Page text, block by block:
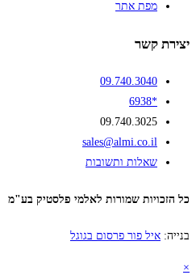
מפת אתר
יצירת קשר
09.740.3040
*6938
09.740.3025
sales@almi.co.il
שאלות ותשובות
כל הזכויות שמורות לאלמי פלסטיק בע"מ
בנייה: איל פור פרסום בגוגל
×